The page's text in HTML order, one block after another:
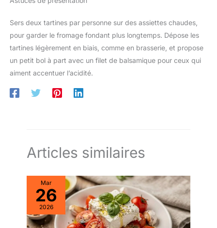
Sers deux tartines par personne sur des assiettes chaudes,
pour garder le fromage fondant plus longtemps. Dépose les
tartines légèrement en biais, comme en brasserie, et propose
un petit bol à part avec un filet de balsamique pour ceux qui
aiment accentuer l’acidité.
Articles similaires
Mar
26
2026